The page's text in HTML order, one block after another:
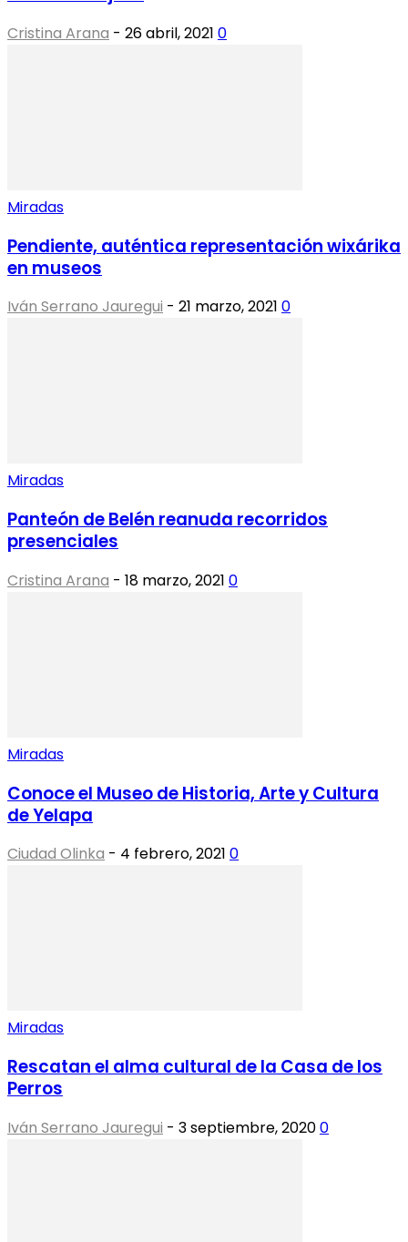
Cristina Arana - 26 abril, 2021 0
Miradas
Pendiente, auténtica representación wixárika
en museos
Iván Serrano Jauregui - 21 marzo, 2021 0
Miradas
Panteón de Belén reanuda recorridos
presenciales
Cristina Arana - 18 marzo, 2021 0
Miradas
Conoce el Museo de Historia, Arte y Cultura
de Yelapa
Ciudad Olinka - 4 febrero, 2021 0
Miradas
Rescatan el alma cultural de la Casa de los
Perros
Iván Serrano Jauregui - 3 septiembre, 20200